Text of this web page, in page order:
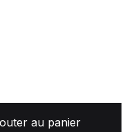
au panier